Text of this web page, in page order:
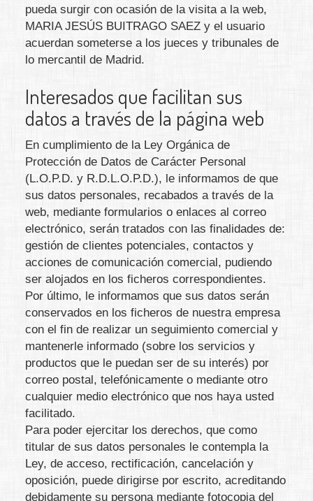
pueda surgir con ocasión de la visita a la web,
MARIA JESÚS BUITRAGO SAEZ y el usuario
acuerdan someterse a los jueces y tribunales de
lo mercantil de Madrid.
Interesados que facilitan sus
datos a través de la página web
En cumplimiento de la Ley Orgánica de
Protección de Datos de Carácter Personal
(L.O.P.D. y R.D.L.O.P.D.), le informamos de que
sus datos personales, recabados a través de la
web, mediante formularios o enlaces al correo
electrónico, serán tratados con las finalidades de:
gestión de clientes potenciales, contactos y
acciones de comunicación comercial, pudiendo
ser alojados en los ficheros correspondientes.
Por último, le informamos que sus datos serán
conservados en los ficheros de nuestra empresa
con el fin de realizar un seguimiento comercial y
mantenerle informado (sobre los servicios y
productos que le puedan ser de su interés) por
correo postal, telefónicamente o mediante otro
cualquier medio electrónico que nos haya usted
facilitado.
Para poder ejercitar los derechos, que como
titular de sus datos personales le contempla la
Ley, de acceso, rectificación, cancelación y
oposición, puede dirigirse por escrito, acreditando
debidamente su persona mediante fotocopia del